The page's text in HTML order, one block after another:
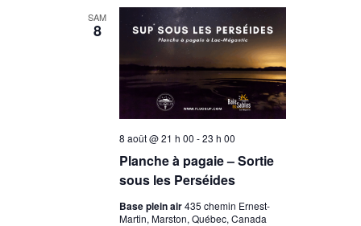
SAM
8
Planche à pagaie – Sortie
sous les Perséides
8 août @ 21 h 00 -23 h 00
Base plein air435 chemin Ernest-
Martin, Marston, Québec, Canada